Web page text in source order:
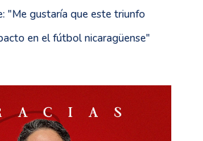
"Me gustaría que este triunfo
en el fútbol nicaragüense"